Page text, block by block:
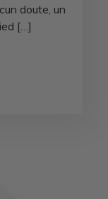
doute, un
[…]